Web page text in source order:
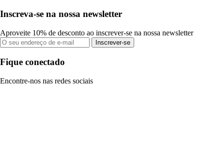
Inscreva-se na nossa newsletter
Aproveite 10% de desconto ao inscrever-se na nossa newsletter
Inscrever-se
Fique conectado
Encontre-nos nas redes sociais